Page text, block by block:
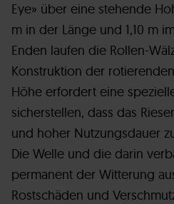
Eye» über eine stehende
m in der Länge und 1,10 m
Enden laufen die Rollen-
Konstruktion der
Höhe erfordert eine
sicherstellen, dass das
und hoher Nutzungsdauer
Die Welle und die darin
permanent der Witterung
Rostschäden und